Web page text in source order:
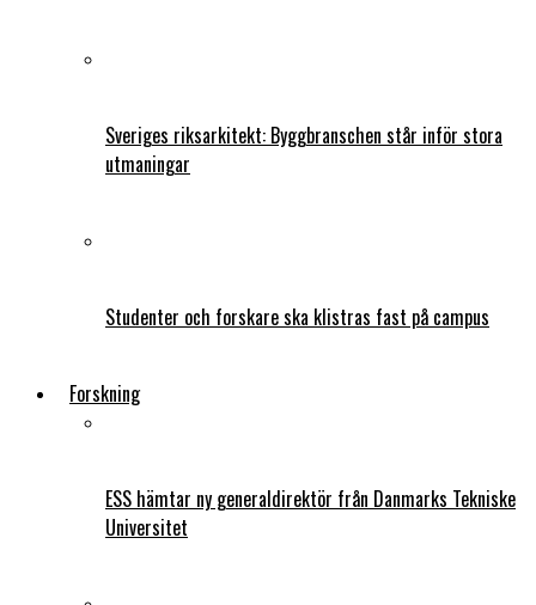
Sveriges riksarkitekt: Byggbranschen står inför stora
utmaningar
Studenter och forskare ska klistras fast på campus
Forskning
ESS hämtar ny generaldirektör från Danmarks Tekniske
Universitet